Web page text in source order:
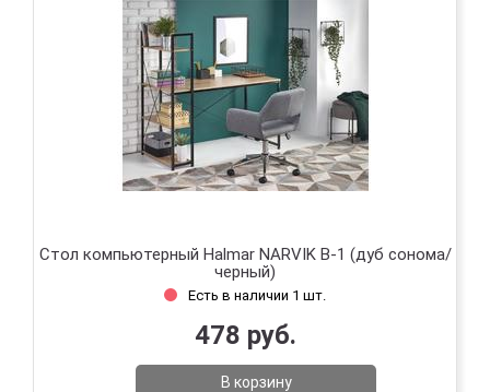
Стол компьютерный Halmar NARVIK B-1 (дуб сонома/
черный)
Есть в наличии 1 шт.
478 руб.
В корзину